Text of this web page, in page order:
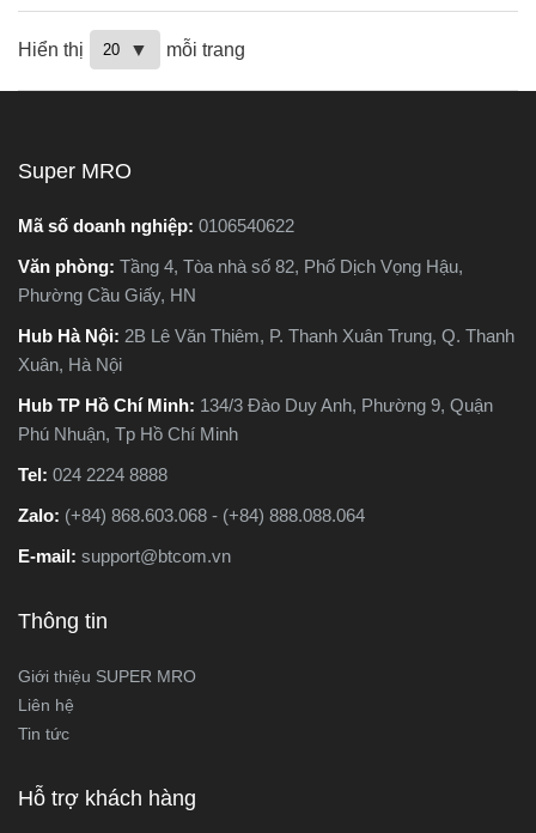
Hiển thị mỗi trang
Super MRO
Mã số doanh nghiệp: 0106540622
Văn phòng: Tầng 4, Tòa nhà số 82, Phố Dịch Vọng Hậu,
Phường Cầu Giấy, HN
Hub Hà Nội: 2B Lê Văn Thiêm, P. Thanh Xuân Trung, Q. Thanh
Xuân, Hà Nội
Hub TP Hồ Chí Minh: 134/3 Đào Duy Anh, Phường 9, Quận
Phú Nhuận, Tp Hồ Chí Minh
Tel: 024 2224 8888
Zalo: (+84) 868.603.068 - (+84) 888.088.064
E-mail: support@btcom.vn
Thông tin
Giới thiệu SUPER MRO
Liên hệ
Tin tức
Hỗ trợ khách hàng